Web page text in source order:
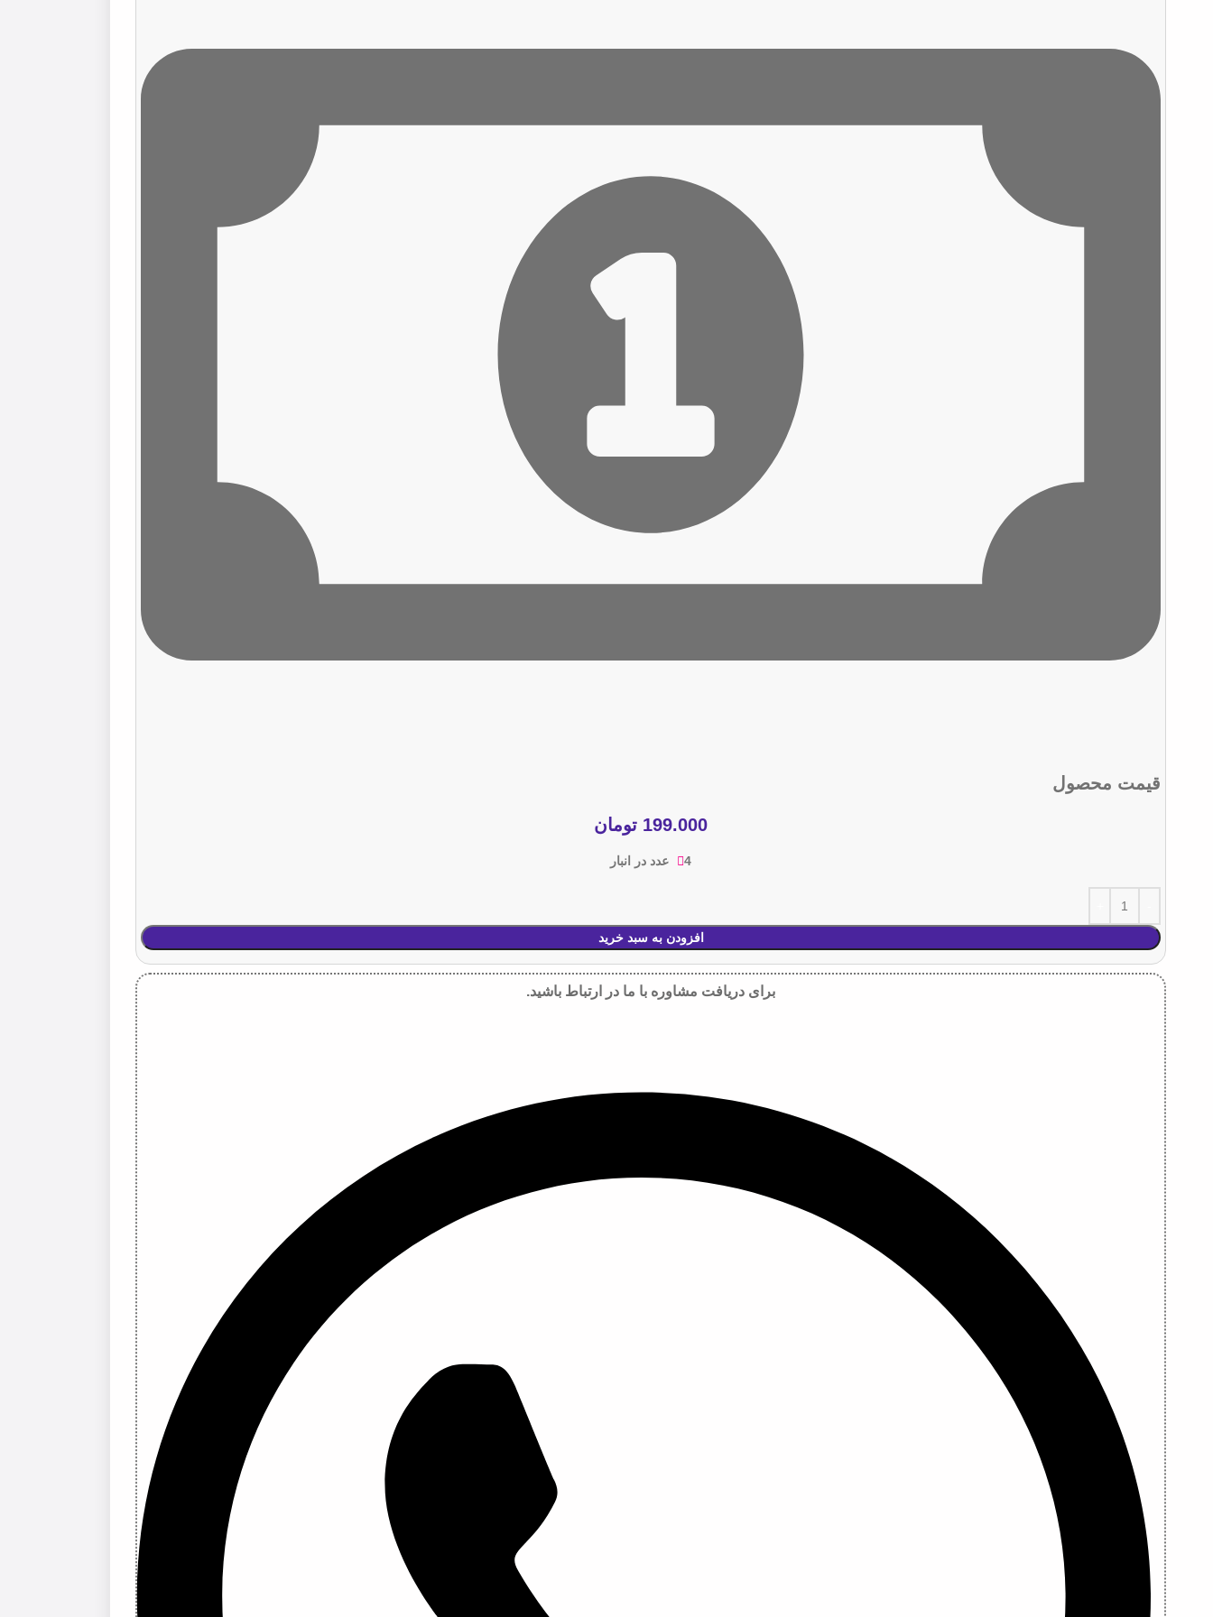
قیمت محصول
199.000 تومان
4 عدد در انبار
افزودن به سبد خرید
برای دریافت مشاوره با ما در ارتباط باشید.